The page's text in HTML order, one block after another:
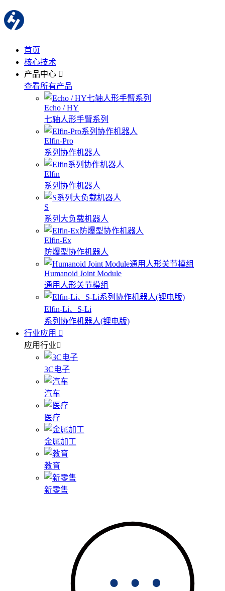
首页
核心技术
产品中心
查看所有产品
Echo / HY
七轴人形手臂系列
Elfin-Pro
系列协作机器人
Elfin
系列协作机器人
S
系列大负载机器人
Elfin-Ex
防爆型协作机器人
Humanoid Joint Module
通用人形关节模组
Elfin-Li、S-Li
系列协作机器人(锂电版)
行业应用
应用行业
3C电子
汽车
医疗
金属加工
教育
新零售